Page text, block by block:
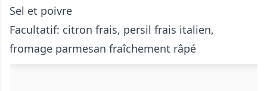
Sel et poivre
Facultatif: citron frais, persil frais italien,
fromage parmesan fraîchement râpé